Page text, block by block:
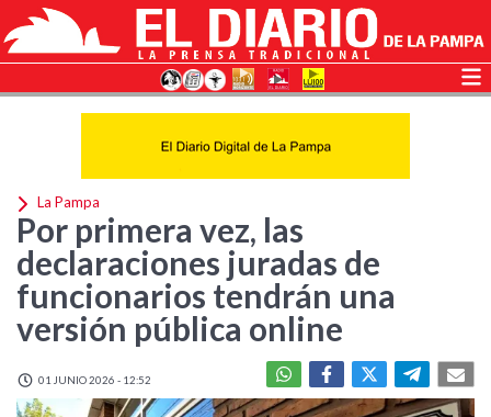
La Pampa
Por primera vez, las
declaraciones juradas de
funcionarios tendrán una
versión pública online
01 JUNIO 2026 - 12:52